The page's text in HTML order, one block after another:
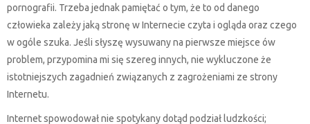
pornografii. Trzeba jednak pamiętać o tym, że to od danego
człowieka zależy jaką stronę w Internecie czyta i ogląda oraz czego
w ogóle szuka. Jeśli słyszę wysuwany na pierwsze miejsce ów
problem, przypomina mi się szereg innych, nie wykluczone że
istotniejszych zagadnień związanych z zagrożeniami ze strony
Internetu.
Internet spowodował nie spotykany dotąd podział ludzkości;